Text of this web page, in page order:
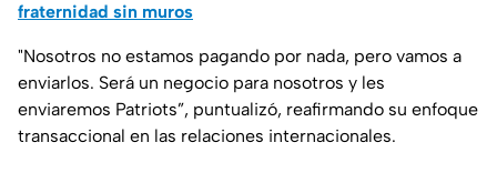
fraternidad sin muros
"Nosotros no estamos pagando por nada, pero vamos a
enviarlos. Será un negocio para nosotros y les
enviaremos Patriots”, puntualizó, reafirmando su enfoque
transaccional en las relaciones internacionales.